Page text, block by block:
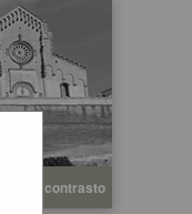
Alto contrasto